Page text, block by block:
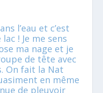
l’eau et c’est
! Je me sens
ma nage et je
de tête avec
On fait la Nat
en même
de pleuvoir